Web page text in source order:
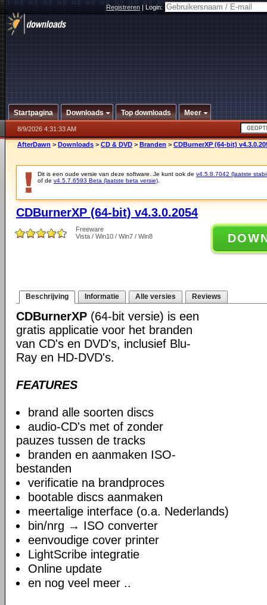
Registreren|Login:
Startpagina Downloads Top downloads Meer
8/9/2026 4:31:33 AM
AfterDawn > Downloads > CD & DVD > Branden > CDBurnerXP (64-bit)
Dit is een oude versie van deze software. Je kunt ook de v4.5.8.7042 (laatste
of de v4.5.7.6593 Beta (laatste beta versie)
CDBurnerXP (64-bit) v4.3.0.2054
Freeware
Vista / Win10 / Win7 / Win8
Beschrijving Informatie Alle versies Reviews
CDBurnerXP (64-bit versie) is een
gratis applicatie voor het branden
van CD's en DVD's, inclusief Blu-
Ray en HD-DVD's.
FEATURES
brand alle soorten discs
audio-CD's met of zonder
pauzes tussen de tracks
branden en aanmaken ISO-
bestanden
verificatie na brandproces
bootable discs aanmaken
meertalige interface (o.a. Nederlands)
bin/nrg → ISO converter
eenvoudige cover printer
LightScribe integratie
Online update
en nog veel meer ..